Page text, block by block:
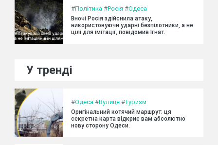
#Політика #Росія #Одеса
Вночі Росія здійснила атаку,
використовуючи ударні безпілотники, а не
цілі для імітації, повідомив Ігнат.
У тренді
#Одеса #Вулиця #Туризм
Оригінальний котячий маршрут: ця
секретна карта відкриє вам абсолютно
нову сторону Одеси.